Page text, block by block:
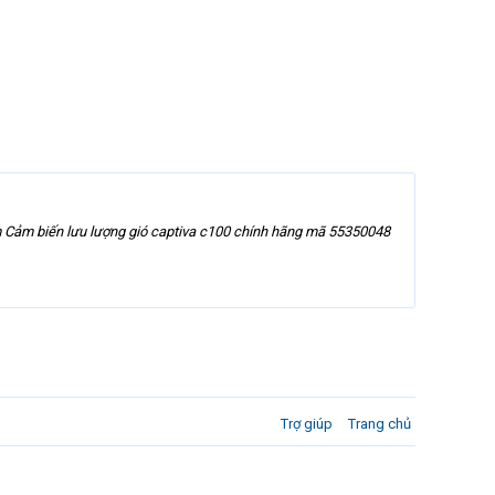
Cảm biến lưu lượng gió captiva c100 chính hãng mã 55350048
Trợ giúp Trang chủ